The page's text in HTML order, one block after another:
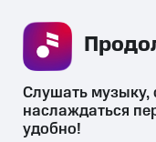
Слушать музыку,
наслаждаться
удобно!